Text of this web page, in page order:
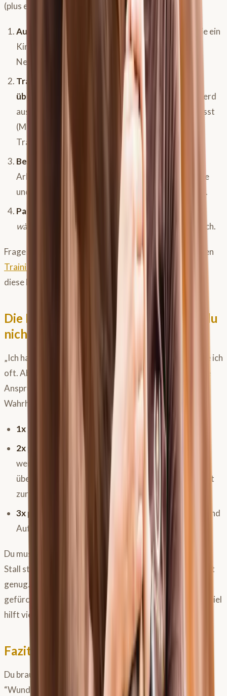
(plus eins) klare Bereiche:
Ausbildung:
Hier lernt das Pferd etwas Neues (wie ein
Kind, das Krabbeln lernt). Es geht um neue
Nervenbahnen, Koordination und Verstehen.
Training:
Physiologisch bedeutet das, einen
überschwelligen Reiz
zu setzen. Wir holen das Pferd
aus der Komfortzone, damit der Körper sich anpasst
(Muskelaufbau, Ausdauer). Das ist das Marathon-
Training für den Erwachsenen.
Bewegung:
Gemütliches Spazierengehen, leichte
Arbeit, Stoffwechsel anregen. Wichtig für die Seele
und die Gelenke, aber es setzt keinen Trainingsreiz.
Pause:
Extrem wichtig! Muskeln wachsen nicht
während
des Trainings, sondern in der Pause danach.
Frage dich vor jeder Einheit: Was mache ich heute? Einen
Trainingsplan für Freizeitpferde
zu erstellen, hilft dir,
diese Bereiche sinnvoll zu strukturieren.
Die Pferdetrainings-Formel: Warum du
nicht täglich schuften musst
„Ich habe keine Zeit für perfektes Training!“ – Das höre ich
oft. Aber wir Pferdemenschen haben oft unrealistische
Ansprüche an uns selbst. Hier ist die physiologische
Wahrheit, die dir massiv Druck nehmen wird:
1x pro Woche:
Ist zu wenig. Der Körper baut ab.
2x pro Woche:
wenig Zeit hast, sorge für zwei gezielte,
überschwellige Trainingsreize pro Woche. Das reicht
zur Erhaltung.
3x pro Woche:
Das brauchst du für Verbesserung und
Aufbau.
Du musst nicht sieben Tage die Woche drei Stunden im
Stall stehen. Du musst nur das Richtige – selten, aber oft
genug. Das verhindert beim
Pferdetraining
gefürchtete
Übertraining beim Pferd
, bei dem wir oft „viel
hilft viel“ denken, aber dem Körper schaden.
Fazit: Dein Pferd hat die Antwort
Du brauchst keine neue Ausrüstung, keine neue
“Wundermethode” und kein teures Zusatzfutter. Du